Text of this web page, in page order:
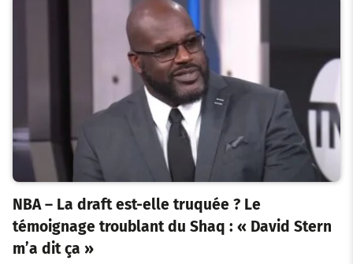
NBA – La draft est-elle truquée ? Le
témoignage troublant du Shaq : « David Stern
m’a dit ça »